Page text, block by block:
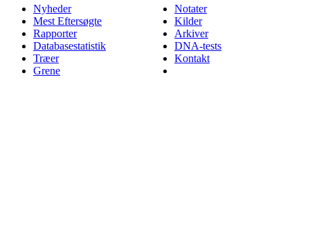
Nyheder
Mest Eftersøgte
Rapporter
Databasestatistik
Træer
Grene
Notater
Kilder
Arkiver
DNA-tests
Kontakt